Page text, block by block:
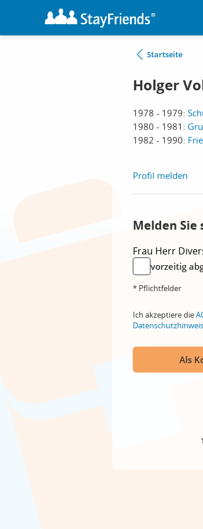
Startseite
Holger
1978 - 1979:
1980 - 1981:
1982 - 1990:
Profil melden
Melden
Frau Herr
vorzeitig
* Pflichtfelder
Ich akzeptiere die
Als